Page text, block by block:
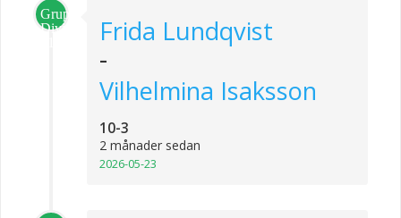
Grupp
Division
Frida Lundqvist
-
Vilhelmina Isaksson
10-3
2 månader sedan
2026-05-23